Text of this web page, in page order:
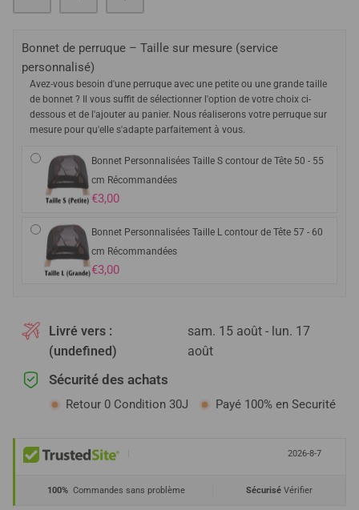
Bonnet de perruque – Taille sur mesure (service
personnalisé)
Avez-vous besoin d'une perruque avec une petite ou une grande taille
de bonnet ? Il vous suffit de sélectionner l'option de votre choix ci-
dessous et de l'ajouter au panier. Nous réaliserons votre perruque sur
mesure pour qu'elle s'adapte parfaitement à vous.
Bonnet Personnalisées Taille S contour de Tête 50 - 55
cm Récommandées
€3,00
Bonnet Personnalisées Taille L contour de Tête 57 - 60
cm Récommandées
€3,00
Livré vers :
(undefined)
sam. 15 août - lun. 17
août
Sécurité des achats
Retour 0 Condition 30J Payé 100% en Securité
2026-8-7
100% Commandes sans problème SécuriséVérifier